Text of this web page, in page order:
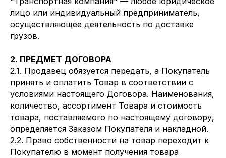
лицо или индивидуальный предприниматель,
осуществляющее деятельность по доставке
грузов.
2. ПРЕДМЕТ ДОГОВОРА
2.1. Продавец обязуется передать, а Покупатель
принять и оплатить Товар в соответствии с
условиями настоящего Договора. Наименования,
количество, ассортимент Товара и стоимость
товара, поставляемого по настоящему договору,
определяется Заказом Покупателя и накладной.
2.2. Право собственности на товар переходит к
Покупателю в момент получения товара